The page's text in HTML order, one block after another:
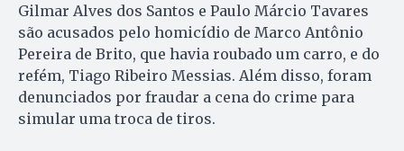
Gilmar Alves dos Santos e Paulo Márcio Tavares
são acusados pelo homicídio de Marco Antônio
Pereira de Brito, que havia roubado um carro, e do
refém, Tiago Ribeiro Messias. Além disso, foram
denunciados por fraudar a cena do crime para
simular uma troca de tiros.